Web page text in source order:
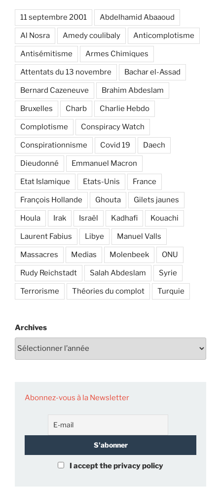
11 septembre 2001 Abdelhamid Abaaoud
Al Nosra Amedy coulibaly Anticomplotisme
Antisémitisme Armes Chimiques
Attentats du 13 novembre Bachar el-Assad
Bernard Cazeneuve Brahim Abdeslam
Bruxelles Charb Charlie Hebdo
Complotisme Conspiracy Watch
Conspirationnisme Covid 19 Daech
Dieudonné Emmanuel Macron
Etat Islamique Etats-Unis France
François Hollande Ghouta Gilets jaunes
Houla Irak Israël Kadhafi Kouachi
Laurent Fabius Libye Manuel Valls
Massacres Medias Molenbeek ONU
Rudy Reichstadt Salah Abdeslam Syrie
Terrorisme Théories du complot Turquie
Archives
Abonnez-vous à la Newsletter
I accept the privacy policy